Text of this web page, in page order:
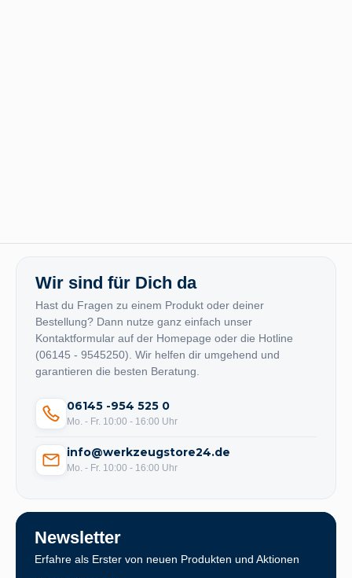
Wir sind für Dich da
Hast du Fragen zu einem Produkt oder deiner
Bestellung? Dann nutze ganz einfach unser
Kontaktformular auf der Homepage oder die Hotline
(06145 - 9545250). Wir helfen dir umgehend und
garantieren die besten Beratung.
06145 -954 525 0
Mo. - Fr. 10:00 - 16:00 Uhr
info@werkzeugstore24.de
Mo. - Fr. 10:00 - 16:00 Uhr
Newsletter
Erfahre als Erster von neuen Produkten und Aktionen